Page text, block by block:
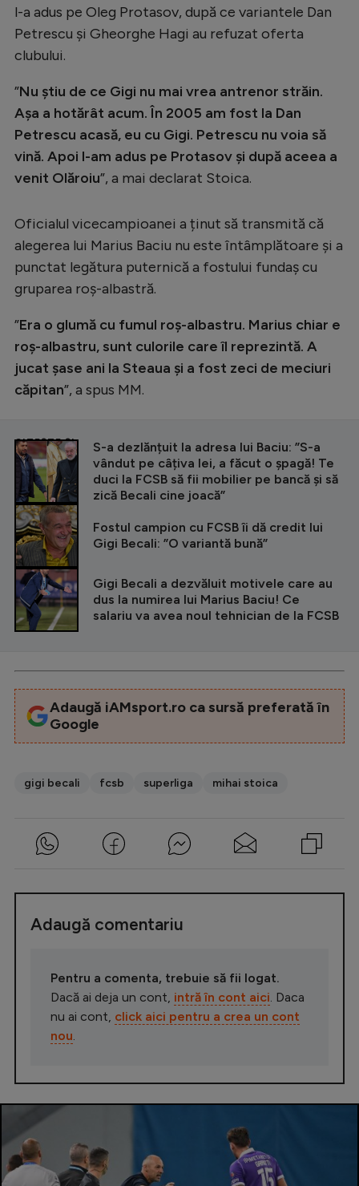
Intră în cont
Creează cont
l-a adus pe Oleg Protasov, după ce variantele Dan
Petrescu și Gheorghe Hagi au refuzat oferta
clubului.
”Nu știu de ce Gigi nu mai vrea antrenor străin.
Așa a hotărât acum. În 2005 am fost la Dan
Petrescu acasă, eu cu Gigi. Petrescu nu voia să
vină. Apoi l-am adus pe Protasov și după aceea a
venit Olăroiu”, a mai declarat Stoica.
Oficialul vicecampioanei a ținut să transmită că
alegerea lui Marius Baciu nu este întâmplătoare și a
punctat legătura puternică a fostului fundaș cu
gruparea roș-albastră.
”Era o glumă cu fumul roș-albastru. Marius chiar e
roș-albastru, sunt culorile care îl reprezintă. A
jucat șase ani la Steaua și a fost zeci de meciuri
căpitan”, a spus MM.
CITEȘTE ȘI
S-a dezlănțuit la adresa lui Baciu: ”S-a
vândut pe câțiva lei, a făcut o șpagă! Te
duci la FCSB să fii mobilier pe bancă și să
zică Becali cine joacă”
Fostul campion cu FCSB îi dă credit lui
Gigi Becali: ”O variantă bună”
Gigi Becali a dezvăluit motivele care au
dus la numirea lui Marius Baciu! Ce
salariu va avea noul tehnician de la FCSB
Adaugă iAMsport.ro ca sursă preferată în
Google
gigi becali fcsb superliga mihai stoica
Adaugă comentariu
Pentru a comenta, trebuie să fii logat.
Dacă ai deja un cont, intră în cont aici . Daca
nu ai cont, click aici pentru a crea un cont
nou